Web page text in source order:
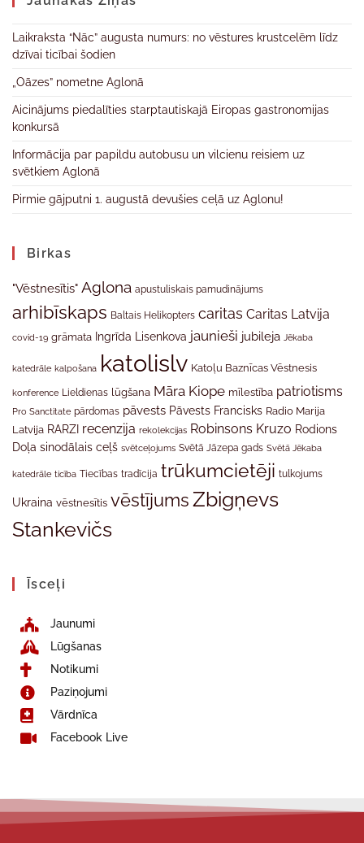
Laikraksta “Nāc” augusta numurs: no vēstures krustcelēm līdz
dzīvai ticībai šodien
„Oāzes” nometne Aglonā
Aicinājums piedalīties starptautiskajā Eiropas gastronomijas
konkursā
Informācija par papildu autobusu un vilcienu reisiem uz
svētkiem Aglonā
Pirmie gājputni 1. augustā devušies ceļā uz Aglonu!
Birkas
"Vēstnesītis" Aglona apustuliskais pamudinājums
arhibīskaps Baltais Helikopters caritas Caritas Latvija
covid-19 grāmata Ingrīda Lisenkova jaunieši jubileja Jēkaba
katedrāle kalpošana katolislv Katoļu Baznīcas Vēstnesis
konference Lieldienas lūgšana Māra Kiope mīlestība patriotisms
Pro Sanctitate pārdomas pāvests Pāvests Francisks Radio Marija
Latvija RARZI recenzija rekolekcijas Robinsons Kruzo Rodions
Doļa sinodālais ceļš svētceļojums Svētā Jāzepa gads Svētā Jēkaba
katedrāle ticība Tiecības tradīcija trūkumcietēji tulkojums
Ukraina vēstnesītis vēstījumsZbigņevs
Stankevičs
Īsceļi
Jaunumi
Lūgšanas
Notikumi
Paziņojumi
Vārdnīca
Facebook Live